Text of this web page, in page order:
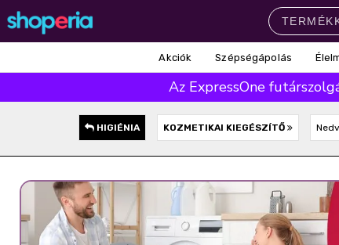
Élelmiszer
Mosás Mosogatás Takarítás
Baba-mama Háztartás
Pampers Lenor
Violeta Coccolino
Akciók Szépségápolás
Az ExpressOne
HIGIÉNIA KOZMETIKAI KIEGÉSZÍTŐ